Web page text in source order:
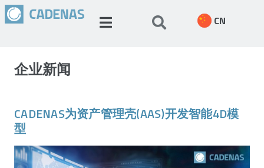
CN
企业新闻
CADENAS为资产管理壳(AAS)开发智能4D模
型